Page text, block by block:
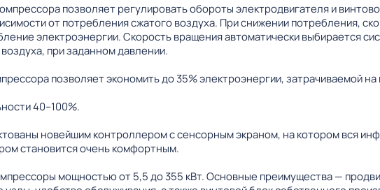
позволяет регулировать обороты электродвигателя и
от потребления сжатого воздуха. При снижении потребления,
электроэнергии. Скорость вращения автоматически выбирается
при заданном давлении.
позволяет экономить до 35% электроэнергии, затрачиваемой
40–100%.
новейшим контроллером с сенсорным экраном, на котором вся
становится очень комфортным.
мощностью от 5,5 до 355 кВт. Основные преимущества —